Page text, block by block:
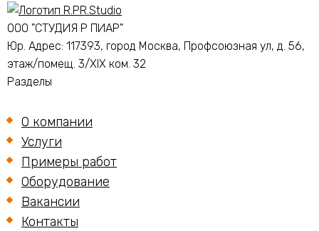
ООО "СТУДИЯ Р ПИАР"
Юр. Адрес: 117393, город Москва, Профсоюзная ул, д. 56,
этаж/помещ. 3/XIX ком. 32
Разделы
О компании
Услуги
Примеры работ
Оборудование
Вакансии
Контакты